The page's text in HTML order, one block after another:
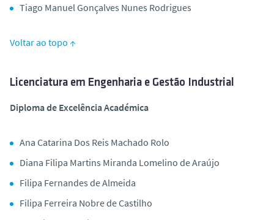
Tiago Manuel Gonçalves Nunes Rodrigues
Voltar ao topo ↑
Licenciatura em Engenharia e Gestão Industrial
Diploma de Excelência Académica
Ana Catarina Dos Reis Machado Rolo
Diana Filipa Martins Miranda Lomelino de Araújo
Filipa Fernandes de Almeida
Filipa Ferreira Nobre de Castilho